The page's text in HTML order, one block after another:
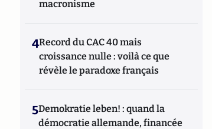
macronisme
4Record du CAC 40 mais
croissance nulle : voilà ce que
révèle le paradoxe français
5Demokratie leben! : quand la
démocratie allemande, financée